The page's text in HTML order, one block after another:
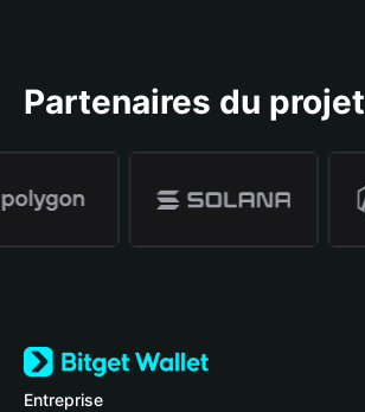
Partenaires du projet
Entreprise